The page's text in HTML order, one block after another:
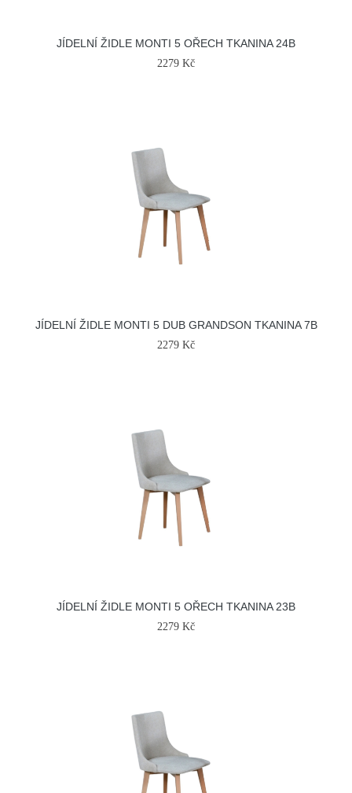
JÍDELNÍ ŽIDLE MONTI 5 OŘECH TKANINA 24B
2279 Kč
JÍDELNÍ ŽIDLE MONTI 5 DUB GRANDSON TKANINA 7B
2279 Kč
JÍDELNÍ ŽIDLE MONTI 5 OŘECH TKANINA 23B
2279 Kč